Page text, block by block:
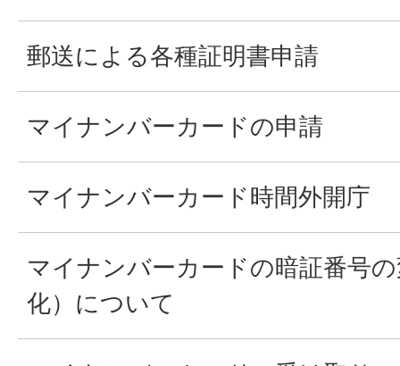
郵送による各種証明書申請
マイナンバーカードの申請
マイナンバーカード時間外開庁
マイナンバーカードの暗証番号
化）について